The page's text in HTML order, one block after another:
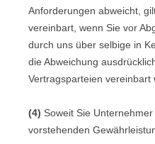
Anforderungen abweicht,
vereinbart, wenn Sie vor
durch uns über selbige in
die Abweichung
Vertragsparteien vereinbart
(4) Soweit Sie
vorstehenden